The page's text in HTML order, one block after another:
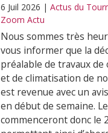
6 Juil 2026 |Actus du
Zoom Actu
Nous sommes très
vous informer que la
préalable de travaux de
et de climatisation de
est revenue avec un
en début de semaine.
commenceront donc le